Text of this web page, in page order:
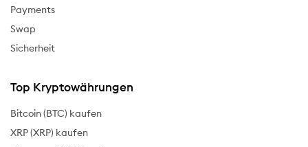
Payments
Swap
Sicherheit
Top Kryptowährungen
Bitcoin (BTC) kaufen
XRP (XRP) kaufen